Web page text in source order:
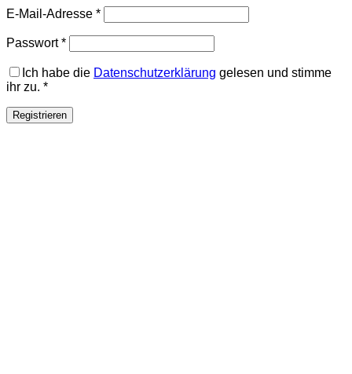
E-Mail-Adresse *Erforderlich
Passwort*Erforderlich
Ich habe die Datenschutzerklärung gelesen und stimme
ihr zu. *
Registrieren